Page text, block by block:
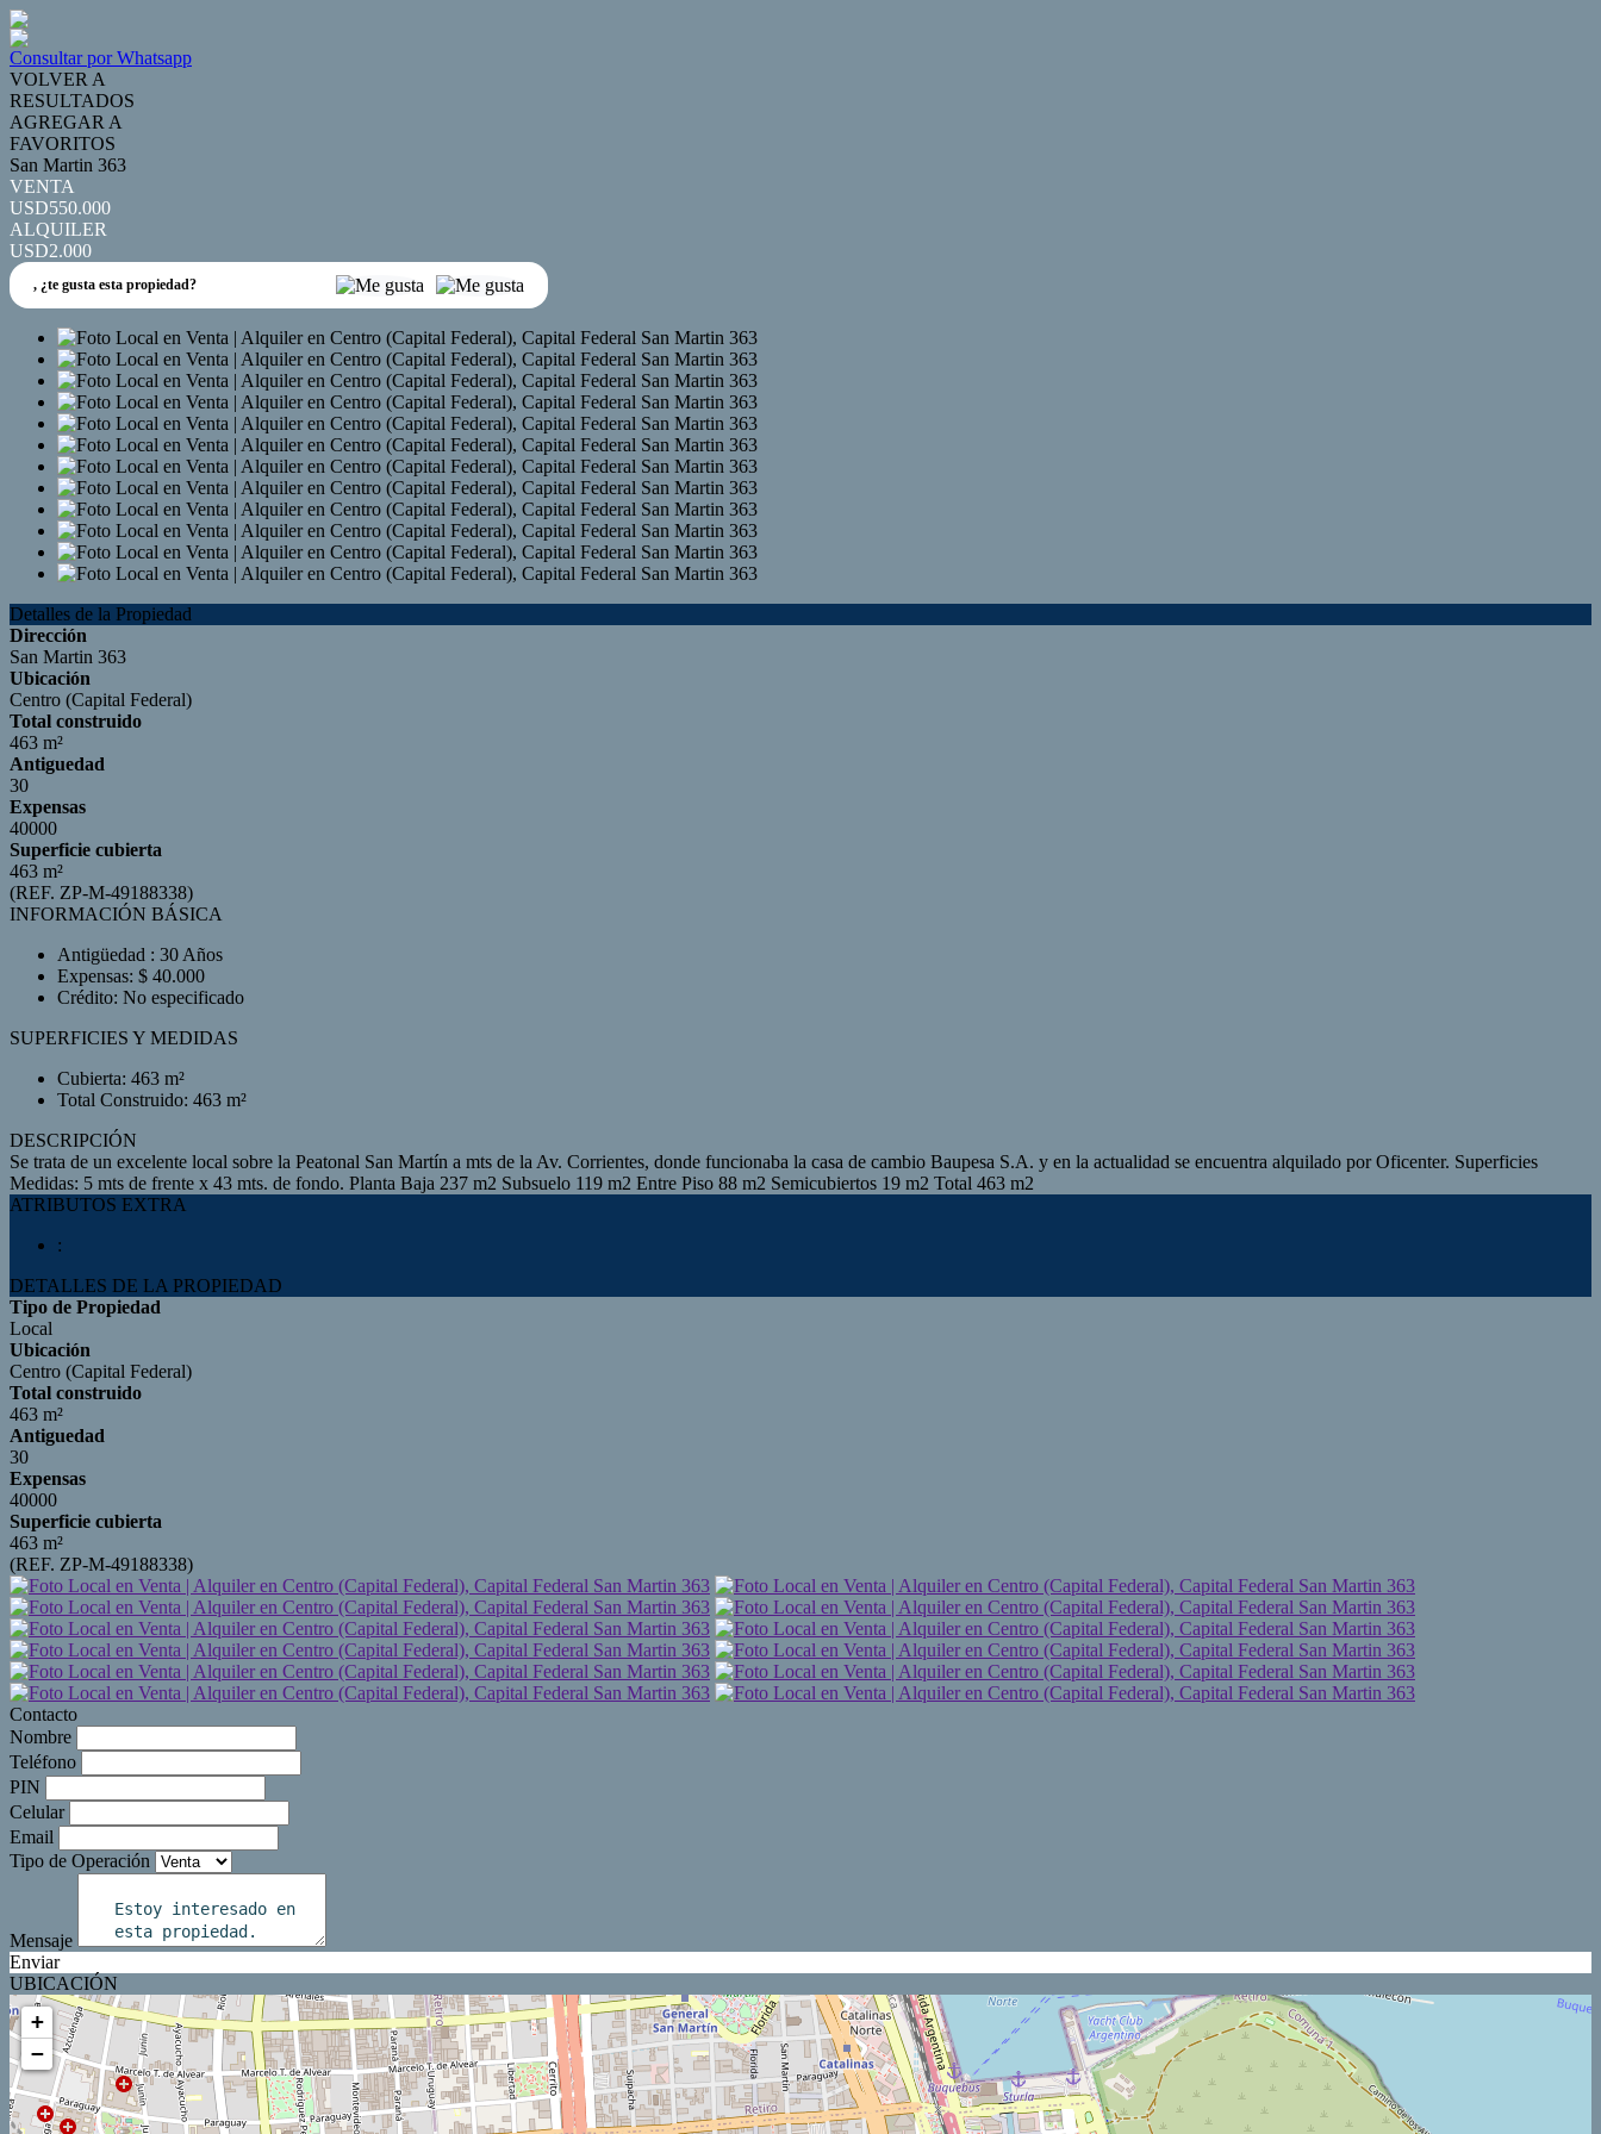
Consultar por Whatsapp
VOLVER A
RESULTADOS
AGREGAR A
FAVORITOS
San Martin 363
VENTA
USD550.000
ALQUILER
USD2.000
, ¿te gusta esta propiedad?
Detalles de la Propiedad
Dirección
San Martin 363
Ubicación
Centro (Capital Federal)
Total construido
463 m²
Antiguedad
30
Expensas
40000
Superficie cubierta
463 m²
(REF. ZP-M-49188338)
INFORMACIÓN BÁSICA
Antigüedad : 30 Años
Expensas: $ 40.000
Crédito: No especificado
SUPERFICIES Y MEDIDAS
Cubierta: 463 m²
Total Construido: 463 m²
DESCRIPCIÓN
Se trata de un excelente local sobre la Peatonal San Martín a mts de la Av. Corrientes, donde funcionaba la casa de cambio Baupesa S.A. y en la actualidad se encuentra alquilado por Oficenter. Superficies
Medidas: 5 mts de frente x 43 mts. de fondo. Planta Baja 237 m2 Subsuelo 119 m2 Entre Piso 88 m2 Semicubiertos 19 m2 Total 463 m2
ATRIBUTOS EXTRA
:
DETALLES DE LA PROPIEDAD
Tipo de Propiedad
Local
Ubicación
Centro (Capital Federal)
Total construido
463 m²
Antiguedad
30
Expensas
40000
Superficie cubierta
463 m²
(REF. ZP-M-49188338)
Contacto
Nombre
Teléfono
PIN
Celular
Email
Tipo de Operación
Mensaje
Enviar
UBICACIÓN
+
−